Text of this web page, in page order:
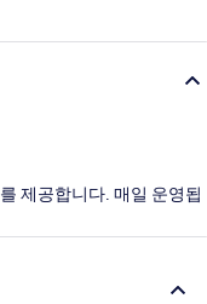
제공합니다. 매일 운영됩